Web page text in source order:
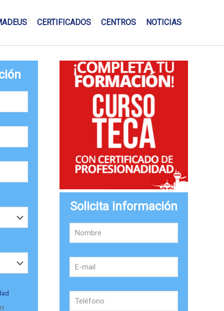
CERTIFICADOS CENTROS NOTICIAS
Solicita información